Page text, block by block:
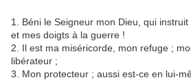
1. Béni le Seigneur mon Dieu, qui
et mes doigts à la guerre !
2. Il est ma miséricorde, mon refuge ;
libérateur ;
3. Mon protecteur ; aussi est-ce en lui-